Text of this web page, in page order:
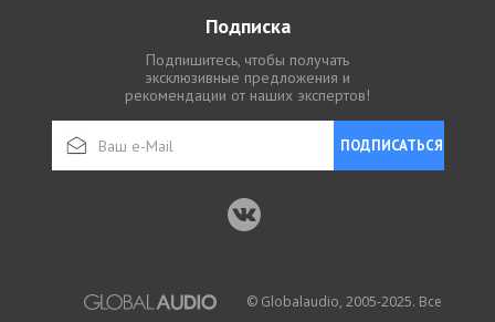
Подписка
Подпишитесь, чтобы получать
эксклюзивные предложения и
рекомендации от наших экспертов!
ПОДПИСАТЬСЯ
© Globalaudio, 2005-2025. Все